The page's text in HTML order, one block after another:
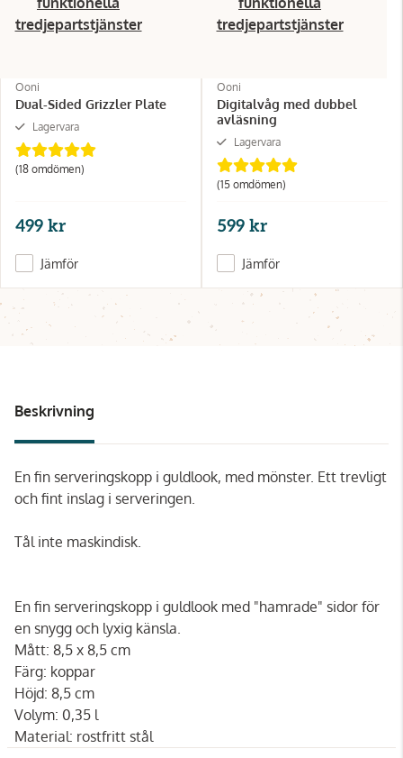
tredjepartstjänster
Ooni
Dual-Sided Grizzler Plate
Lagervara
(18 omdömen)
499 kr
Jämför
tredjepartstjänster
Ooni
Digitalvåg med dubbel
avläsning
Lagervara
(15 omdömen)
599 kr
Jämför
Beskrivning
En fin serveringskopp i guldlook, med mönster. Ett trevligt
och fint inslag i serveringen.
Tål inte maskindisk.
En fin serveringskopp i guldlook med "hamrade" sidor för
en snygg och lyxig känsla.
Mått: 8,5 x 8,5 cm
Färg: koppar
Höjd: 8,5 cm
Volym: 0,35 l
Material: rostfritt stål